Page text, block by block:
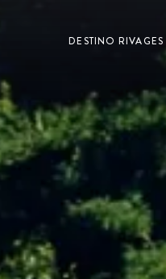
DESTINO RIVAGES